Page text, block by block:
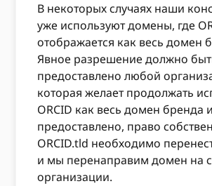
В некоторых случаях наши
уже используют домены, где
отображается как весь домен
Явное разрешение должно
предоставлено любой
которая желает продолжать
ORCID как весь домен бренда
предоставлено, право
ORCID.tld необходимо
и мы перенаправим домен на
организации.